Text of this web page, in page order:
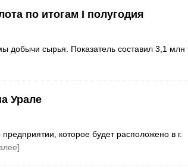
по итогам I полугодия
добычи сырья. Показатель составил 3,1 млн
Урале
которое будет расположено в г.